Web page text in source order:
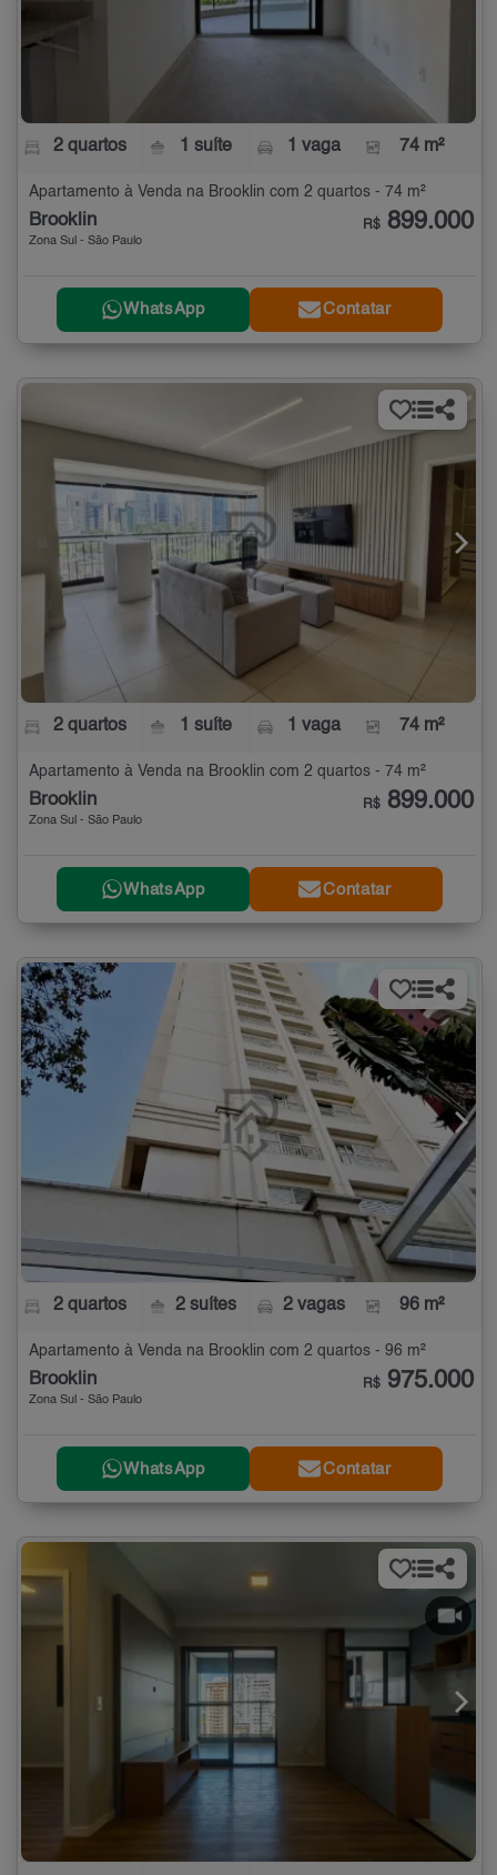
2 quartos 1 suíte 1 vaga 74 m²
Apartamento à Venda na Brooklin com 2 quartos - 74 m²
Brooklin
Zona Sul - São Paulo
R$ 899.000
WhatsApp Contatar
2 quartos 1 suíte 1 vaga 74 m²
Apartamento à Venda na Brooklin com 2 quartos - 74 m²
Brooklin
Zona Sul - São Paulo
R$ 899.000
WhatsApp Contatar
2 quartos 2 suítes 2 vagas 96 m²
Apartamento à Venda na Brooklin com 2 quartos - 96 m²
Brooklin
Zona Sul - São Paulo
R$ 975.000
WhatsApp Contatar